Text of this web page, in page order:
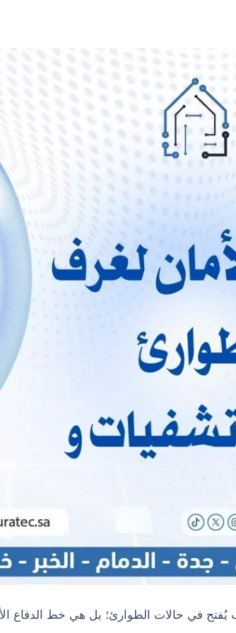
في حالات الطوارئ؛ بل هي خط الدفاع